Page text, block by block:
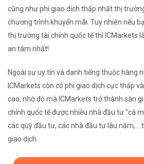
cũng như phí giao dịch thấp nhất thị
chương trình khuyến mãi. Tuy nhiên nếu
thị trường tài chính quốc tế thì ICMarkets
an tâm nhất!
Ngoài sự uy tín và danh tiếng thuộc hàng
ICMarkets còn có phí giao dịch cực thấp
cao, nhờ đó mà ICMarkets trở thành sàn
chính quốc tế được nhiều nhà đầu tư "cá
các quỹ đầu tư, các nhà đầu tư lâu năm,...
giao dịch.